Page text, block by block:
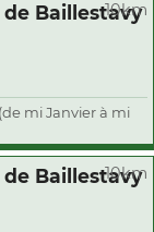
de Baillestavy
10km
mi Janvier à mi
de Baillestavy
10km